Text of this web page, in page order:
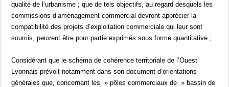
qualité de l’urbanisme ; que de tels objectifs, au regard desquels les
commissions d’aménagement commercial devront apprécier la
compatibilité des projets d’exploitation commerciale qui leur sont
soumis, peuvent être pour partie exprimés sous forme quantitative ;
Considérant que le schéma de cohérence territoriale de l’Ouest
Lyonnais prévoit notamment dans son document d’orientations
générales que, concernant les » pôles commerciaux de » bassin de